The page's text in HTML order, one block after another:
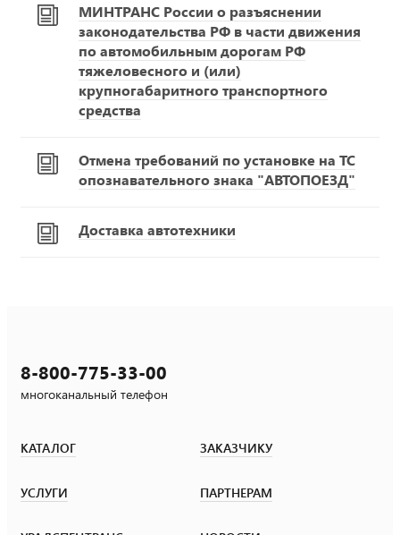
МИНТРАНС России о разъяснении
законодательства РФ в части движения
по автомобильным дорогам РФ
тяжеловесного и (или)
крупногабаритного транспортного
средства
Отмена требований по установке на ТС
опознавательного знака "АВТОПОЕЗД"
Доставка автотехники
8-800-775-33-00
многоканальный телефон
КАТАЛОГ ЗАКАЗЧИКУ
УСЛУГИ ПАРТНЕРАМ